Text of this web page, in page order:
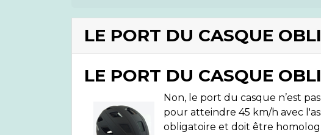
LE PORT DU CASQUE
LE PORT DU CASQUE
Non, le port du casque n’est
pour atteindre 45 km/h avec
obligatoire et doit être